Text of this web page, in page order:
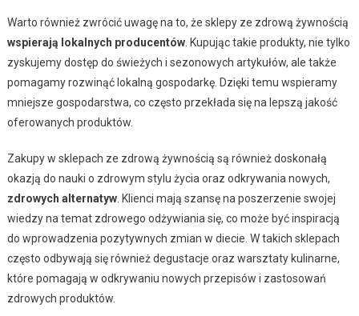
Warto również zwrócić uwagę na to, że sklepy ze zdrową żywnością
wspierają lokalnych producentów. Kupując takie produkty, nie tylko
zyskujemy dostęp do świeżych i sezonowych artykułów, ale także
pomagamy rozwinąć lokalną gospodarkę. Dzięki temu wspieramy
mniejsze gospodarstwa, co często przekłada się na lepszą jakość
oferowanych produktów.
Zakupy w sklepach ze zdrową żywnością są również doskonałą
okazją do nauki o zdrowym stylu życia oraz odkrywania nowych,
zdrowych alternatyw. Klienci mają szansę na poszerzenie swojej
wiedzy na temat zdrowego odżywiania się, co może być inspiracją
do wprowadzenia pozytywnych zmian w diecie. W takich sklepach
często odbywają się również degustacje oraz warsztaty kulinarne,
które pomagają w odkrywaniu nowych przepisów i zastosowań
zdrowych produktów.